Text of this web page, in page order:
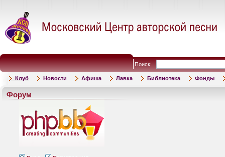
Поиск:
Клуб Новости Афиша Лавка Библиотека Фонды
Форум